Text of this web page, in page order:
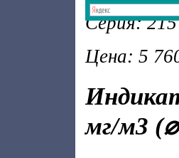
Серия: 215
Цена: 5
мг/м3